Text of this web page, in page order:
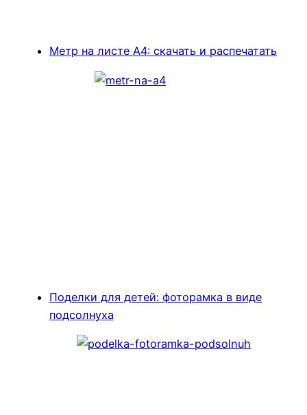
Метр на листе А4: скачать и распечатать
Поделки для детей: фоторамка в виде
подсолнуха